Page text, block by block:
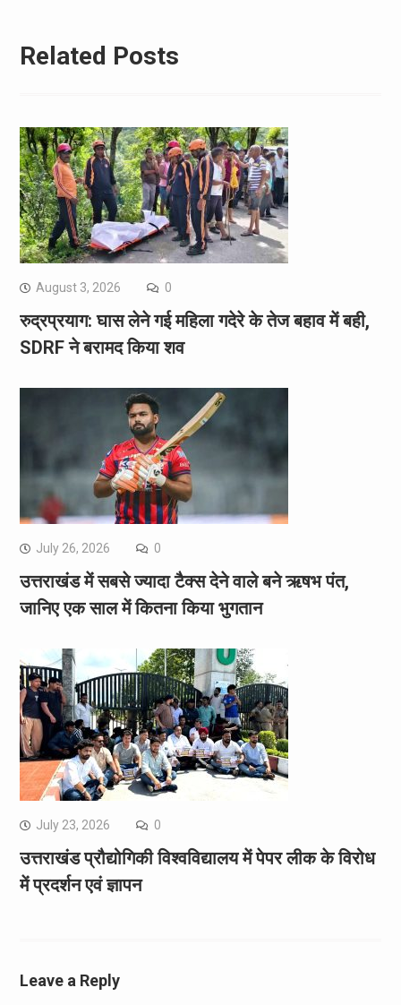
Related Posts
August 3, 2026 0
रुद्रप्रयाग: घास लेने गई महिला गदेरे के तेज बहाव में बही,
SDRF ने बरामद किया शव
July 26, 2026 0
उत्तराखंड में सबसे ज्यादा टैक्स देने वाले बने ऋषभ पंत,
जानिए एक साल में कितना किया भुगतान
July 23, 2026 0
उत्तराखंड प्रौद्योगिकी विश्वविद्यालय में पेपर लीक के विरोध
में प्रदर्शन एवं ज्ञापन
Leave a Reply